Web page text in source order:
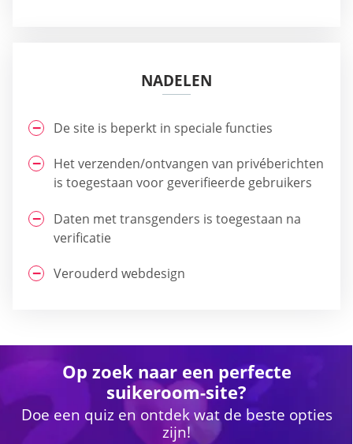
NADELEN
De site is beperkt in speciale functies
Het verzenden/ontvangen van privéberichten
is toegestaan voor geverifieerde gebruikers
Daten met transgenders is toegestaan na
verificatie
Verouderd webdesign
Op zoek naar een perfecte
suikeroom-site?
Doe een quiz en ontdek wat de beste opties
zijn!